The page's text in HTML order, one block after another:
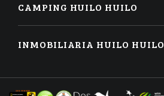
CAMPING HUILO HUILO
INMOBILIARIA HUILO HUILO